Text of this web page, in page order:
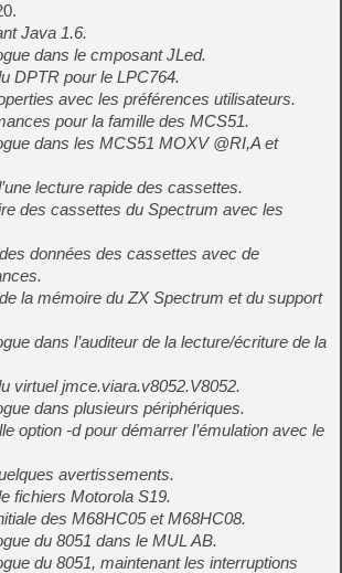
Java 1.6.
dans le cmposant JLed.
DPTR pour le LPC764.
avec les préférences utilisateurs.
pour la famille des MCS51.
dans les MCS51 MOXV @RI,A et
lecture rapide des cassettes.
des cassettes du Spectrum avec les
données des cassettes avec de
la mémoire du ZX Spectrum et du support
dans l’auditeur de la lecture/écriture de la
virtuel jmce.viara.v8052.V8052.
dans plusieurs périphériques.
option -d pour démarrer l’émulation avec le
avertissements.
fichiers Motorola S19.
des M68HC05 et M68HC08.
du 8051 dans le MUL AB.
du 8051, maintenant les interruptions